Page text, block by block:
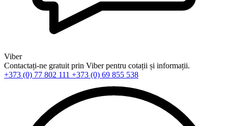
Viber
Contactați-ne gratuit prin Viber pentru cotații și informații.
+373 (0) 77 802 111 +373 (0) 69 855 538